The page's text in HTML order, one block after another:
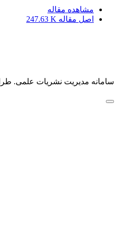
مشاهده مقاله
اصل مقاله 247.63 K
سامانه مدیریت نشریات علمی.